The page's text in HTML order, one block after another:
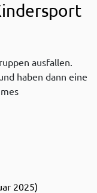
ausfallen.
haben dann eine
2025)